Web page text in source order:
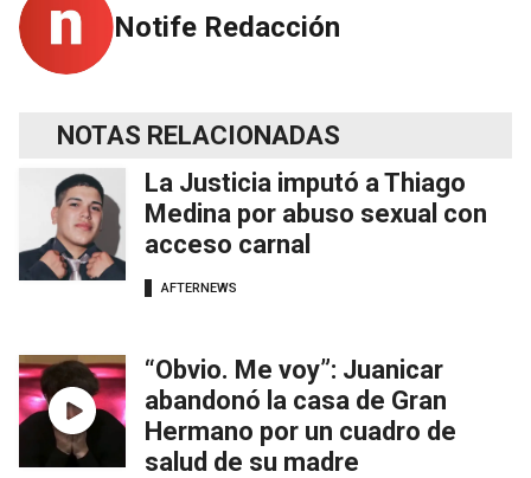
Notife Redacción
NOTAS RELACIONADAS
La Justicia imputó a Thiago
Medina por abuso sexual con
acceso carnal
AFTERNEWS
“Obvio. Me voy”: Juanicar
abandonó la casa de Gran
Hermano por un cuadro de
salud de su madre